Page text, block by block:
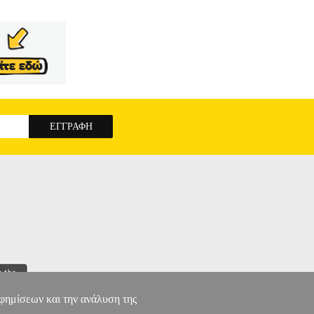
και την ανάλυση της